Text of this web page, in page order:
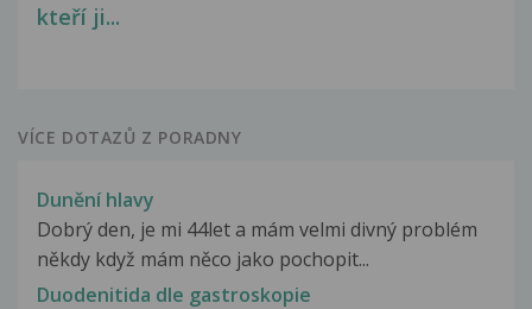
kteří ji...
VÍCE DOTAZŮ Z PORADNY
Dunění hlavy
Dobrý den, je mi 44let a mám velmi divný problém
někdy když mám něco jako pochopit...
Duodenitida dle gastroskopie